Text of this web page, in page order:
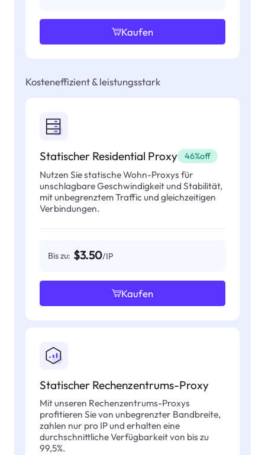
Kaufen
Kosteneffizient & leistungsstark
Statischer Residential Proxy 46%off
Nutzen Sie statische Wohn-Proxys für
unschlagbare Geschwindigkeit und Stabilität,
mit unbegrenztem Traffic und gleichzeitigen
Verbindungen.
Bis zu: $3.50/IP
Kaufen
Statischer Rechenzentrums-Proxy
Mit unseren Rechenzentrums-Proxys
profitieren Sie von unbegrenzter Bandbreite,
zahlen nur pro IP und erhalten eine
durchschnittliche Verfügbarkeit von bis zu
99,5%.